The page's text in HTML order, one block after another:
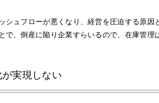
ュフローが悪くなり、経営を圧迫する原因
で、倒産に陥り企業すらいるので、在庫管理
実現しない